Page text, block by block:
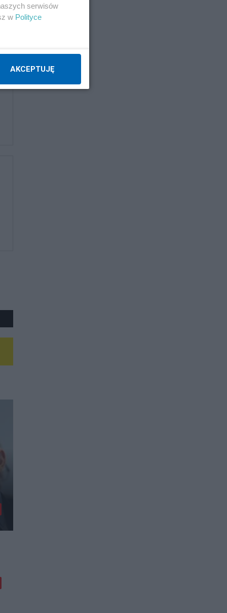
serwisów
w Polityce
AKCEPTUJĘ